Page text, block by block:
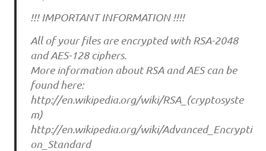
!!! IMPORTANT INFORMATION !!!!
All of your files are encrypted with RSA-2048
and AES-128 ciphers.
More information about RSA and AES can be
found here:
http://en.wikipedia.org/wiki/RSA_(cryptosyste
m)
http://en.wikipedia.org/wiki/Advanced_Encrypti
on_Standard